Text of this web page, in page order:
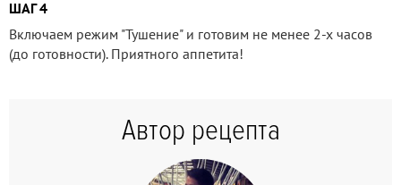
ШАГ 4
Включаем режим "Тушение" и готовим не менее 2-х часов
(до готовности). Приятного аппетита!
Автор рецепта